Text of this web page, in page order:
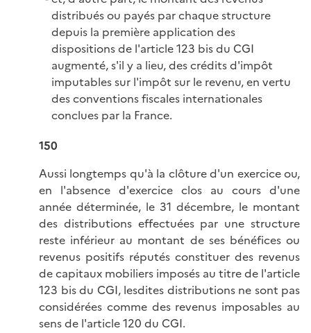
distribués ou payés par chaque structure
depuis la première application des
dispositions de l'article 123 bis du CGI
augmenté, s'il y a lieu, des crédits d'impôt
imputables sur l'impôt sur le revenu, en vertu
des conventions fiscales internationales
conclues par la France.
150
Aussi longtemps qu'à la clôture d'un exercice ou,
en l'absence d'exercice clos au cours d'une
année déterminée, le 31 décembre, le montant
des distributions effectuées par une structure
reste inférieur au montant de ses bénéfices ou
revenus positifs réputés constituer des revenus
de capitaux mobiliers imposés au titre de l'article
123 bis du CGI, lesdites distributions ne sont pas
considérées comme des revenus imposables au
sens de l'article 120 du CGI.